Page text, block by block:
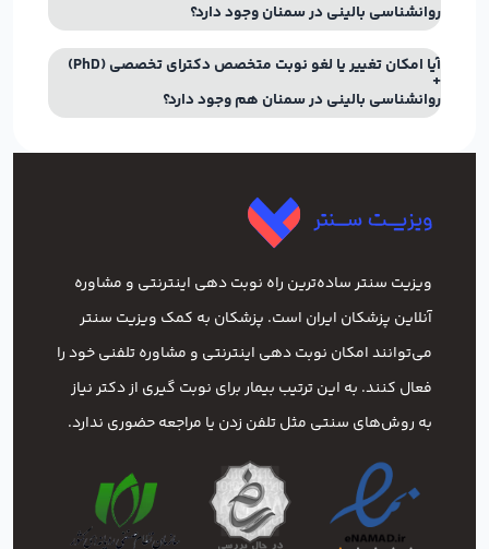
روانشناسی بالینی در سمنان وجود دارد؟
آیا امکان تغییر یا لغو نوبت متخصص دکترای تخصصی (PhD)
روانشناسی بالینی در سمنان هم وجود دارد؟
ویزیت سنتر ساده‌ترین راه نوبت‌ دهی اینترنتی و مشاوره
آنلاین پزشکان ایران است. پزشکان به کمک ویزیت سنتر
می‌توانند امکان نوبت دهی اینترنتی و مشاوره تلفنی خود را
فعال کنند. به این ترتیب بیمار برای نوبت گیری از دکتر نیاز
به روش‌های سنتی مثل تلفن زدن یا مراجعه حضوری ندارد.